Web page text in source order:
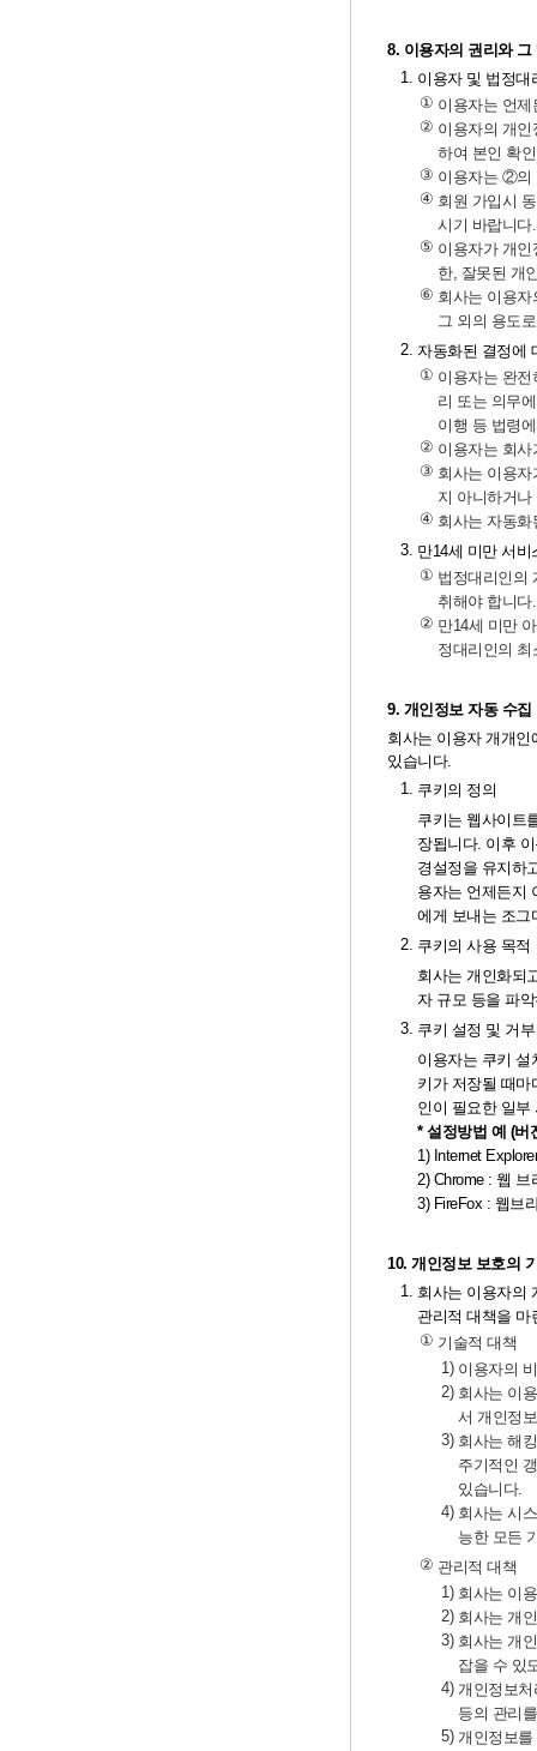
8. 이용자의 권리와 그
1. 이용자 및 법정대
① 이용자는 언
② 이용자의 개인
하여 본인 확
③ 이용자는 ②의
④ 회원 가입시
시기 바랍니다.
⑤ 이용자가 개
한, 잘못된 개
⑥ 회사는 이용자
그 외의 용도
2. 자동화된 결정에
① 이용자는 완
리 또는 의무
이행 등 법령
② 이용자는 회
③ 회사는 이용
지 아니하거나
④ 회사는 자동
3. 만14세 미만 서
① 법정대리인의
취해야 합니
② 만14세 미만
정대리인의
9. 개인정보 자동 수
회사는 이용자 개개인
있습니다.
1. 쿠키의 정의
쿠키는 웹사이트
장됩니다. 이후
경설정을 유지하
용자는 언제든지
에게 보내는 조그
2. 쿠키의 사용 목적
회사는 개인화되
자 규모 등을 파
3. 쿠키 설정 및 거
이용자는 쿠키 설
키가 저장될 때마
인이 필요한 일부
* 설정방법 예 (버
1) Internet
2) Chrome : 웹
3) FireFox : 웹브
10. 개인정보 보호의
1. 회사는 이용자의
관리적 대책을 마
① 기술적 대책
1) 이용자의
2) 회사는 이
서 개인정
3) 회사는 해
주기적인
있습니다.
4) 회사는 시
능한 모든
② 관리적 대책
1) 회사는 이
2) 회사는 개
3) 회사는 개
잡을 수 있
4) 개인정보처
등의 관리
5) 개인정보